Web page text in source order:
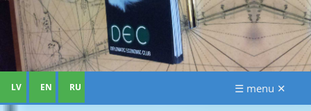
LV EN RU ☰ menu ✕